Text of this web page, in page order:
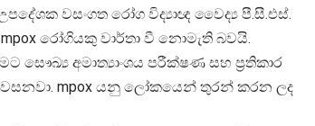
වසංගත රෝග විද්‍යාඥ වෛද්‍ය පී.සී.එස්.
රෝගියකු වාර්තා වී නොමැති බවයි.
අමාත්‍යාංශය පරීක්ෂණ සහ ප්‍රතිකාර
mpox යනු ලෝකයෙන් තුරන් කරන ලද